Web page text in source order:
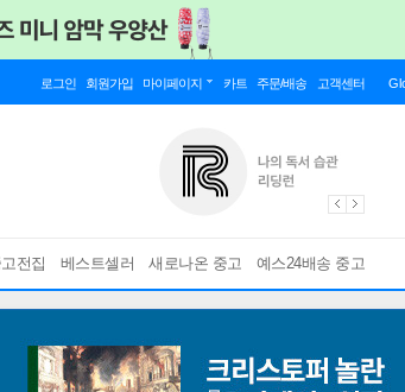
로그인 회원가입 마이페이지 카트 주문/배송 고객센터
전집 베스트셀러 새로나온 중고 예스24배송 중고